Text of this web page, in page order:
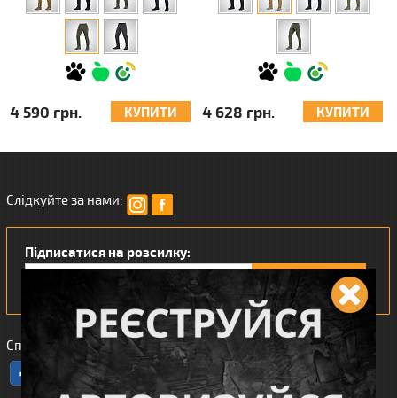
4 590 грн. КУПИТИ 4 628 грн. КУПИТИ
Слідкуйте за нами:
Підписатися на розсилку:
Сподобався наш інтернет магазин?